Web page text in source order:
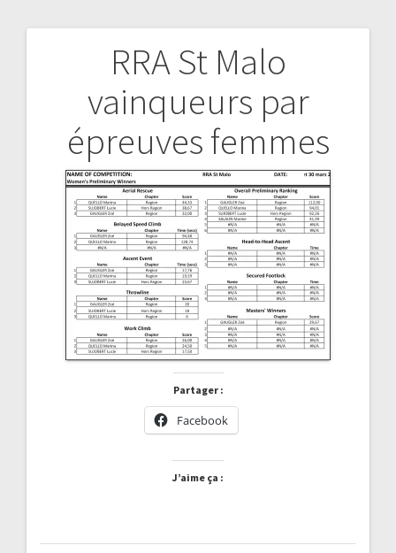
RRA St Malo
vainqueurs par
épreuves femmes
Partager :
Facebook
J’aime ça :
Navigation
l’article